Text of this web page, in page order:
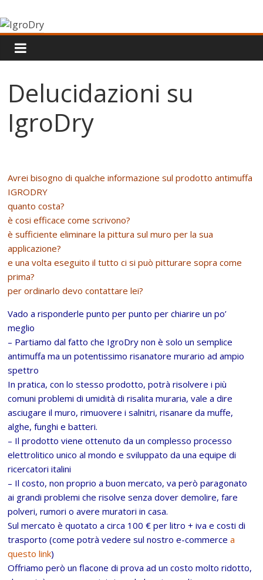
al
contenuto
IgroDry
miglior
per
muri
umidi
attualmente
Delucidazioni su
IgroDry
Avrei bisogno di qualche informazione sul prodotto antimuffa
IGRODRY
quanto costa?
è cosi efficace come scrivono?
è sufficiente eliminare la pittura sul muro per la sua
applicazione?
e una volta eseguito il tutto ci si può pitturare sopra come
prima?
per ordinarlo devo contattare lei?
Vado a risponderle punto per punto per chiarire un po’
meglio
– Partiamo dal fatto che IgroDry non è solo un semplice
antimuffa ma un potentissimo risanatore murario ad ampio
spettro
In pratica, con lo stesso prodotto, potrà risolvere i più
comuni problemi di umidità di risalita muraria, vale a dire
asciugare il muro, rimuovere i salnitri, risanare da muffe,
alghe, funghi e batteri.
– Il prodotto viene ottenuto da un complesso processo
elettrolitico unico al mondo e sviluppato da una equipe di
ricercatori italini
– Il costo, non proprio a buon mercato, va però paragonato
ai grandi problemi che risolve senza dover demolire, fare
polveri, rumori o avere muratori in casa.
Sul mercato è quotato a circa 100 € per litro + iva e costi di
trasporto (come potrà vedere sul nostro e-commercea
questo link)
Offriamo però un flacone di prova ad un costo molto ridotto,